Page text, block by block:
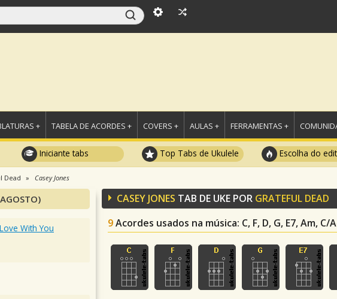
+ TABELA DE ACORDES + COVERS + AULAS + FERRAMENTAS +
Iniciante tabs Top Tabs de Ukulele Escolha do
Dead Casey Jones
CASEY JONES TAB DE UKE POR GRATEFUL DEAD
9Acordes usados na música: C, F, D, G, E7, Am, C/
With You